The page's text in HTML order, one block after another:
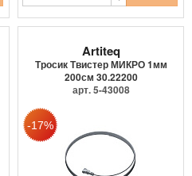
Artiteq
Тросик Твистер МИКРО 1мм
200см 30.22200
арт. 5-43008